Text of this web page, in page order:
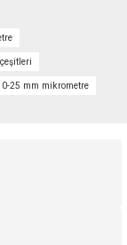
tarafımıza
0-25 mm mikrometre